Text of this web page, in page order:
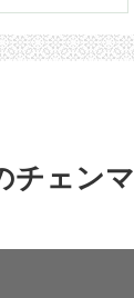
チェンマ